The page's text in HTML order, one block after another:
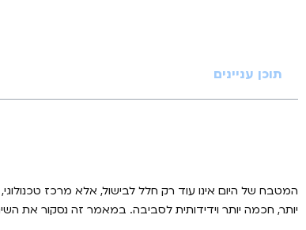
תוכן עניינים
המטבח של היום אינו עוד רק חלל לבישול, אלא מרכז
יותר, חכמה יותר וידידותית לסביבה. במאמר זה נסקור את